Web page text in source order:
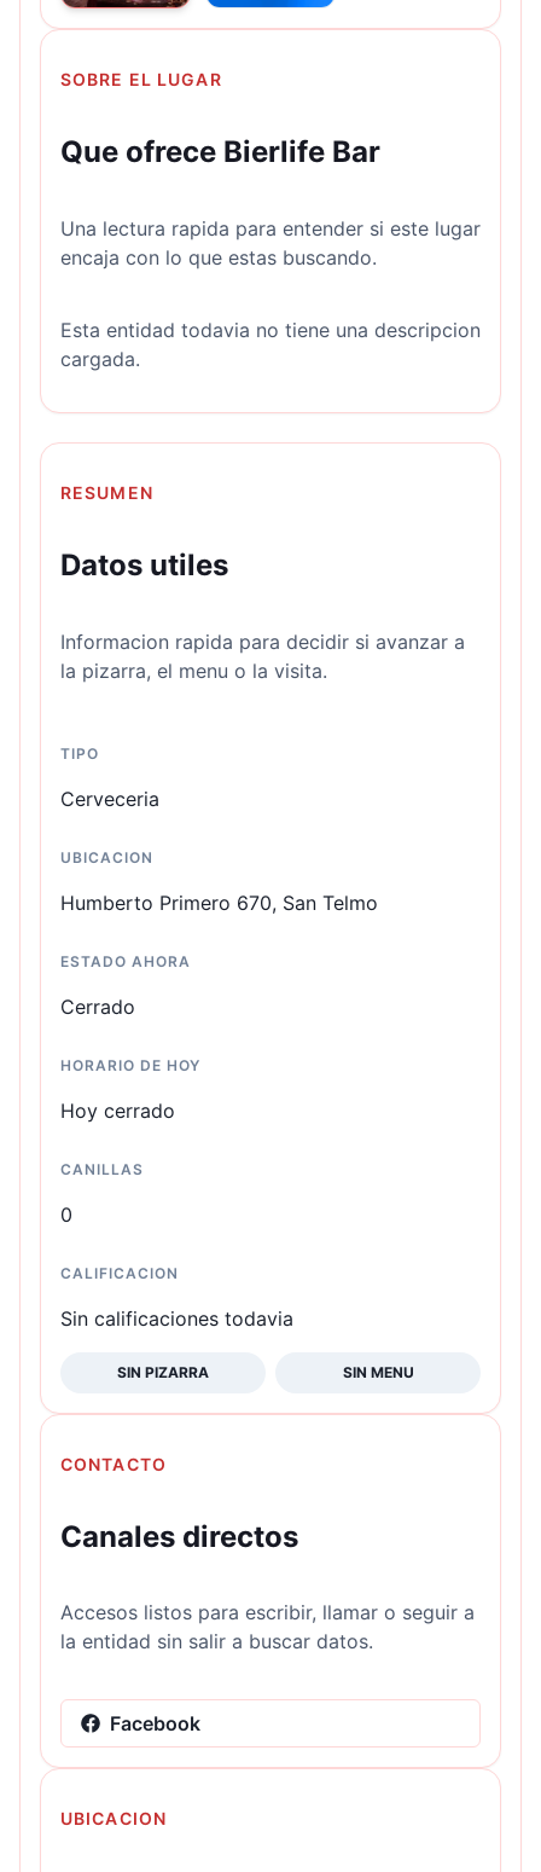
SOBRE EL LUGAR
Que ofrece Bierlife Bar
Una lectura rapida para entender si este lugar
encaja con lo que estas buscando.
Esta entidad todavia no tiene una descripcion
cargada.
RESUMEN
Datos utiles
Informacion rapida para decidir si avanzar a
la pizarra, el menu o la visita.
TIPO
Cerveceria
UBICACION
Humberto Primero 670, San Telmo
ESTADO AHORA
Cerrado
HORARIO DE HOY
Hoy cerrado
CANILLAS
0
CALIFICACION
Sin calificaciones todavia
SIN PIZARRA SIN MENU
CONTACTO
Canales directos
Accesos listos para escribir, llamar o seguir a
la entidad sin salir a buscar datos.
Facebook
UBICACION